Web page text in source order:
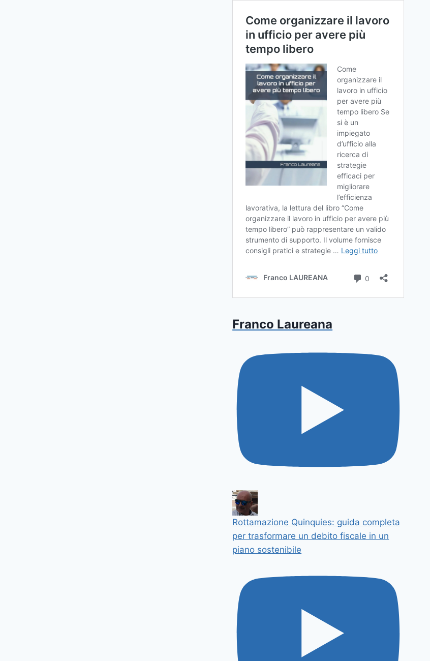
Franco Laureana
Rottamazione Quinquies: guida completa
per trasformare un debito fiscale in un
piano sostenibile